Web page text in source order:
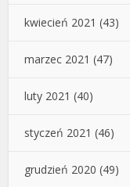
kwiecień 2021 (43)
marzec 2021 (47)
luty 2021 (40)
styczeń 2021 (46)
grudzień 2020 (49)